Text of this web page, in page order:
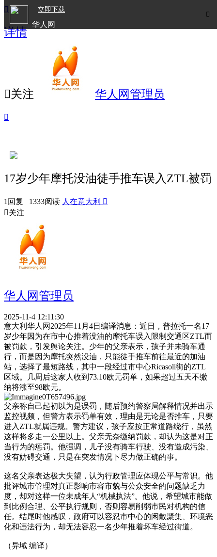

立即下载
华人网

详情
关注 华人网管理员

17岁少年摩托没油徒手推车误入ZTL被罚
1回复 1333阅读 人在意大利 
关注
华人网管理员
2025-11-4 12:11:30
意大利华人网2025年11月4日编译消息：近日，普拉托一名17
岁少年因为在市中心推着没油的摩托车误入限制交通区ZTL而
被罚款，引发舆论关注。少年的父亲表示，孩子并未骑车通
行，而是因为摩托突然没油，只能徒手推车前往最近的加油
站，选择了最短路线，其中一段经过市中心Ricasoli街的ZTL
区域。几周后这家人收到73.10欧元罚单，如果超过五天不缴
纳将涨至98欧元。
父亲称自己起初以为是误罚，随后预约警察局解释情况并出示
监控视频，但警方表示罚单有效，理由是无论是否推车，只要
进入ZTL就属违规。警方建议，孩子应按正常道路绕行，虽然
这样将多走一公里以上。父亲无奈缴纳罚款，却认为这是对正
当行为的惩罚。他强调，儿子没有骑车行驶、没有造成污染、
没有妨碍交通，只是在突发情况下尽力做正确的事。
这名父亲表达极大失望，认为行政管理应体现公平与常识。他
批评城市管理对真正影响市容市貌与公众安全的问题缺乏力
度，却对这样一位未成年人“机械执法”。他说，希望城市能做
到比例合理、公平执行规则，否则容易削弱市民对机构的信
任。结尾时他感叹，政府可以容忍市中心的闲散聚集、环境恶
化和违法行为，却无法容忍一名少年推着坏车经过街道。
（异域 编译）